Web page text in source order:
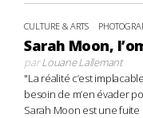
CULTURE & ARTS
Sarah Moon,
parLouane Lallemant
"La réalité c’est
besoin de m’en évader
Sarah Moon est une